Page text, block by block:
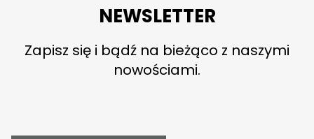
NEWSLETTER
Zapisz się i bądź na bieżąco z naszymi
nowościami.